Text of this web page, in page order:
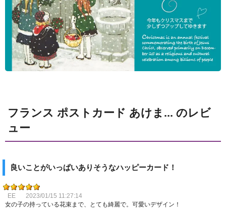
フランス ポストカード あけま... のレビ
ュー
良いことがいっぱいありそうなハッピーカード！
EE
2023/01/15 11:27:14
女の子の持っている花束まで、とても綺麗で。可愛いデザイン！